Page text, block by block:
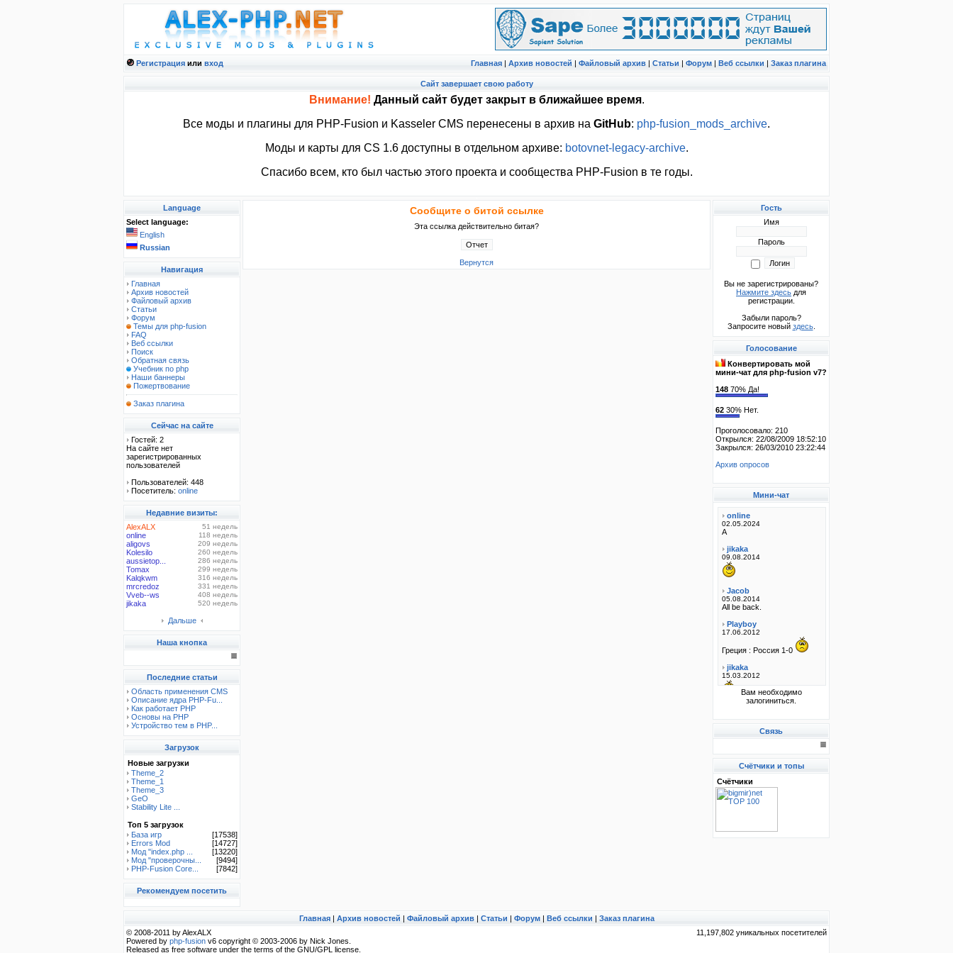
Регистрация или вход Главная | Архив новостей | Файловый архив | Статьи | Форум | Веб ссылки | Заказ плагина
Cайт завершает свою работу
Внимание! Данный сайт будет закрыт в ближайшее время.
Все моды и плагины для PHP-Fusion и Kasseler CMS перенесены в архив на GitHub: php-fusion_mods_archive.
Моды и карты для CS 1.6 доступны в отдельном архиве: botovnet-legacy-archive.
Спасибо всем, кто был частью этого проекта и сообщества PHP-Fusion в те годы.
Language
Select language:
English
Russian
Навигация
Главная
Архив новостей
Файловый архив
Статьи
Форум
Темы для php-fusion
FAQ
Веб ссылки
Поиск
Обратная связь
Учебник по php
Наши баннеры
Пожертвование
Заказ плагина
Сейчас на сайте
Гостей: 2
На сайте нет
зарегистрированных
пользователей
Пользователей: 448
Посетитель: online
Недавние визиты:
AlexALX
51 недель
online 118 недель
aligovs 209 недель
Kolesilo 260 недель
aussietop... 286 недель
Tomax 299 недель
Kalqkwm 316 недель
mrcredoz 331 недель
Vveb--ws 408 недель
jikaka 520 недель
Дальше
Наша кнопка
Последние статьи
Область применения CMS
Описание ядра PHP-Fu...
Как работает PHP
Основы на PHP
Устройство тем в PHP...
Загрузок
Новые загрузки
Theme_2
Theme_1
Theme_3
GeO
Stability Lite ...
Топ 5 загрузок
База игр
[17538]
Errors Mod
[14727]
Мод "index.php ...
[13220]
Мод "проверочны...
[9494]
PHP-Fusion Core...
[7842]
Рекомендуем посетить
Сообщите о битой ссылке
Эта ссылка действительно битая?
Вернутся
Гость
Имя
Пароль
Вы не зарегистрированы?
Нажмите здесь для
регистрации.
Забыли пароль?
Запросите новый здесь.
Голосование
Конвертировать мой
мини-чат для php-fusion v7?
148 70% Да!
62 30% Нет.
Проголосовало: 210
Открылся: 22/08/2009 18:52:10
Закрылся: 26/03/2010 23:22:44
Архив опросов
Мини-чат
Вам необходимо
залогиниться.
Связь
Счётчики и топы
Счётчики
Главная| Архив новостей | Файловый архив| Статьи | Форум| Веб ссылки | Заказ плагина
© 2008-2011 by AlexALX
Powered by php-fusion v6 copyright © 2003-2006 by Nick Jones.
Released as free software under the terms of the GNU/GPL license.
11,197,802 уникальных посетителей